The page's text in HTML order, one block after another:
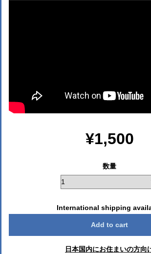
¥1,500
数量
International shipping
Add to cart
日本国内にお住まいの方向